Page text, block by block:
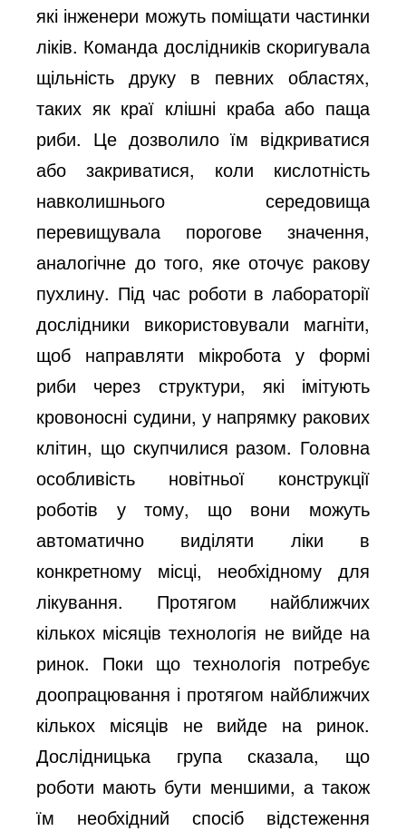
які інженери можуть поміщати частинки
ліків. Команда дослідників скоригувала
щільність друку в певних областях,
таких як краї клішні краба або паща
риби. Це дозволило їм відкриватися
або закриватися, коли кислотність
навколишнього середовища
перевищувала порогове значення,
аналогічне до того, яке оточує ракову
пухлину. Під час роботи в лабораторії
дослідники використовували магніти,
щоб направляти мікробота у формі
риби через структури, які імітують
кровоносні судини, у напрямку ракових
клітин, що скупчилися разом. Головна
особливість новітньої конструкції
роботів у тому, що вони можуть
автоматично виділяти ліки в
конкретному місці, необхідному для
лікування. Протягом найближчих
кількох місяців технологія не вийде на
ринок. Поки що технологія потребує
доопрацювання і протягом найближчих
кількох місяців не вийде на ринок.
Дослідницька група сказала, що
роботи мають бути меншими, а також
їм необхідний спосіб відстеження